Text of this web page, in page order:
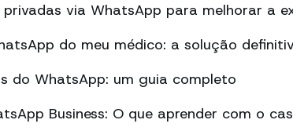
privadas via WhatsApp para melhorar a
do meu médico: a solução
do WhatsApp: um guia completo
Business: O que aprender com o